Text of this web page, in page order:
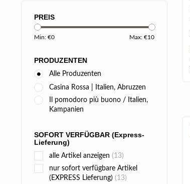
PREIS
Min: €0 Max: €10
PRODUZENTEN
Alle Produzenten
Casina Rossa | Italien, Abruzzen
Il pomodoro più buono / Italien,
Kampanien
SOFORT VERFÜGBAR (Express-
Lieferung)
alle Artikel anzeigen (13)
nur sofort verfügbare Artikel
(EXPRESS Lieferung) (13)